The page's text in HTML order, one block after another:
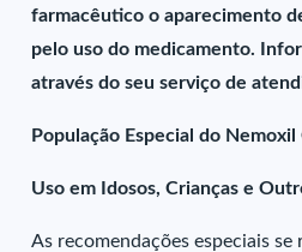
farmacêutico o aparecimento
pelo uso do medicamento.
através do seu serviço de
População Especial do Nemoxil
Uso em Idosos, Crianças e
As recomendações especiais se